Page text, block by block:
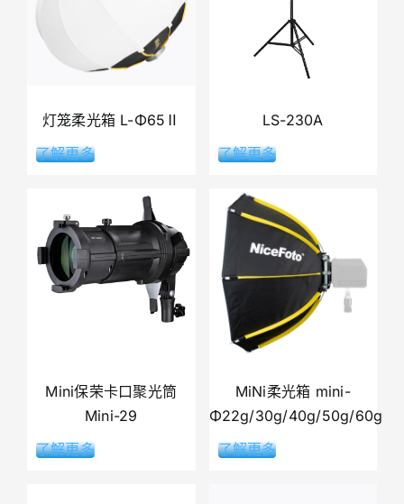
灯笼柔光箱 L-Φ65Ⅱ
了解更多
LS-230A
了解更多
Mini保荣卡口聚光筒
Mini-29
了解更多
MiNi柔光箱 mini-
Φ22g/30g/40g/50g/60g
了解更多